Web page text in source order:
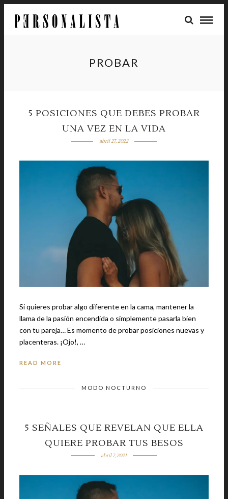
PROBAR
5 POSICIONES QUE DEBES PROBAR
UNA VEZ EN LA VIDA
abril 27, 2022
Si quieres probar algo diferente en la cama, mantener la
llama de la pasión encendida o simplemente pasarla bien
con tu pareja… Es momento de probar posiciones nuevas y
placenteras. ¡Ojo!, …
READ MORE
MODO NOCTURNO
5 SEÑALES QUE REVELAN QUE ELLA
QUIERE PROBAR TUS BESOS
abril 7, 2021